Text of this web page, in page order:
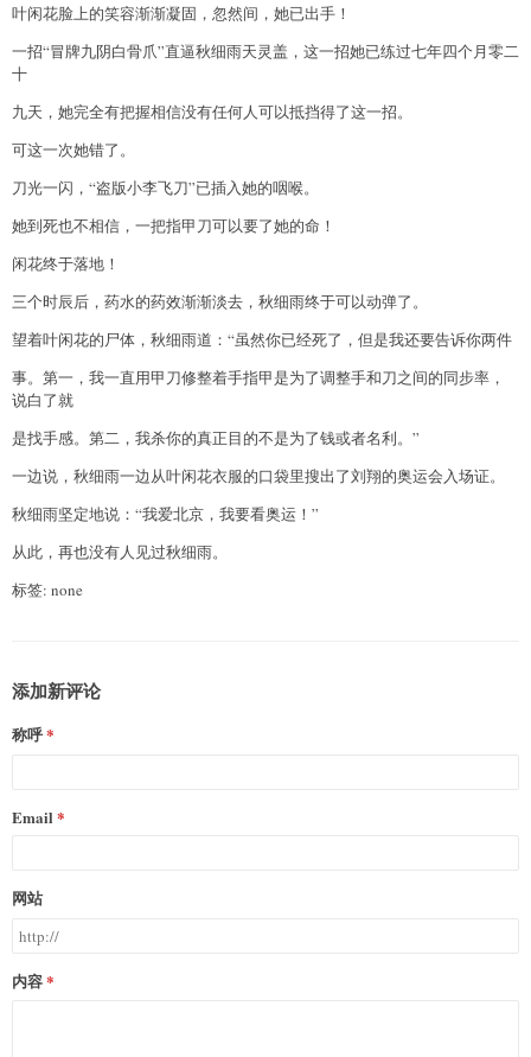
叶闲花脸上的笑容渐渐凝固，忽然间，她已出手！
一招“冒牌九阴白骨爪”直逼秋细雨天灵盖，这一招她已练过七年四个月零二
十
九天，她完全有把握相信没有任何人可以抵挡得了这一招。
可这一次她错了。
刀光一闪，“盗版小李飞刀”已插入她的咽喉。
她到死也不相信，一把指甲刀可以要了她的命！
闲花终于落地！
三个时辰后，药水的药效渐渐淡去，秋细雨终于可以动弹了。
望着叶闲花的尸体，秋细雨道：“虽然你已经死了，但是我还要告诉你两件
事。第一，我一直用甲刀修整着手指甲是为了调整手和刀之间的同步率，
说白了就
是找手感。第二，我杀你的真正目的不是为了钱或者名利。”
一边说，秋细雨一边从叶闲花衣服的口袋里搜出了刘翔的奥运会入场证。
秋细雨坚定地说：“我爱北京，我要看奥运！”
从此，再也没有人见过秋细雨。
标签: none
添加新评论
称呼
Email
网站
内容